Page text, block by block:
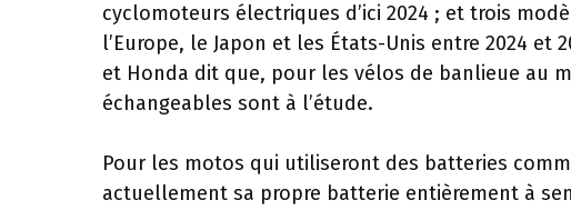
cyclomoteurs électriques d’ici 2024 ; et trois
l’Europe, le Japon et les États-Unis entre 2024 et
et Honda dit que, pour les vélos de banlieue au
échangeables sont à l’étude.
Pour les motos qui utiliseront des batteries
actuellement sa propre batterie entièrement à